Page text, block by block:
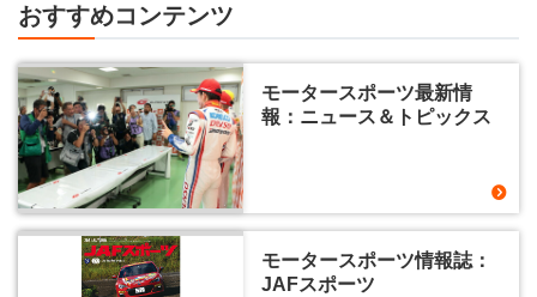
おすすめコンテンツ
モータースポーツ最新情
報：ニュース＆トピックス
モータースポーツ情報誌：
JAFスポーツ